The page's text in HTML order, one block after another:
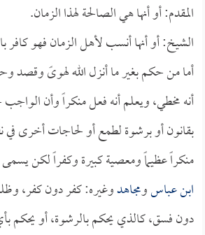
المقدم: أو أنها هي الصالحة لهذا الزمان.
الشيخ: أو أنها أنسب لأهل الزمان فهو كافر
أما من حكم بغير ما أنزل الله لهوىً وقصد
أنه مخطي، ويعلم أنه فعل منكراً وأن
بقانون أو برشوة لطمع أو لحاجات أخرى في
منكراً عظيماً ومعصية كبيرة وكفراً لكن
ابن عباسومجاهدوغيره: كفر دون كفر،
دون فسق، كالذي يحكم بالرشوة، أو يحكم